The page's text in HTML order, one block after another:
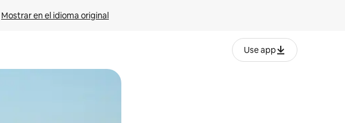
Mostrar en el idioma original
Use app